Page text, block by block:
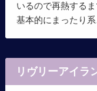
いるので再熱する
基本的にまったり系
リヴリーアイラ